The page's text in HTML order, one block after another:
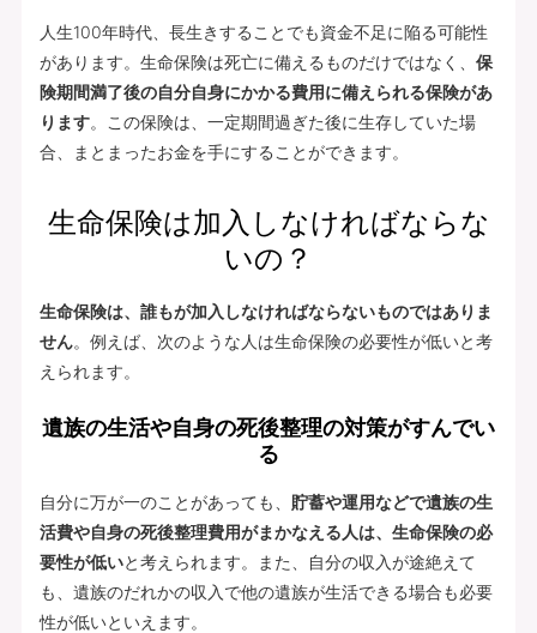
人生100年時代、長生きすることでも資金不足に陥る可能性
があります。生命保険は死亡に備えるものだけではなく、 保
険期間満了後の自分自身にかかる費用に備えられる保険があ
ります。この保険は、一定期間過ぎた後に生存していた場
合、まとまったお金を手にすることができます。
生命保険は加入しなければならな
いの？
生命保険は、誰もが加入しなければならないものではありま
せん。例えば、次のような人は生命保険の必要性が低いと考
えられます。
遺族の生活や自身の死後整理の対策がすんでい
る
自分に万が一のことがあっても、 貯蓄や運用などで遺族の生
活費や自身の死後整理費用がまかなえる人は、生命保険の必
要性が低いと考えられます。また、自分の収入が途絶えて
も、遺族のだれかの収入で他の遺族が生活できる場合も必要
性が低いといえます。